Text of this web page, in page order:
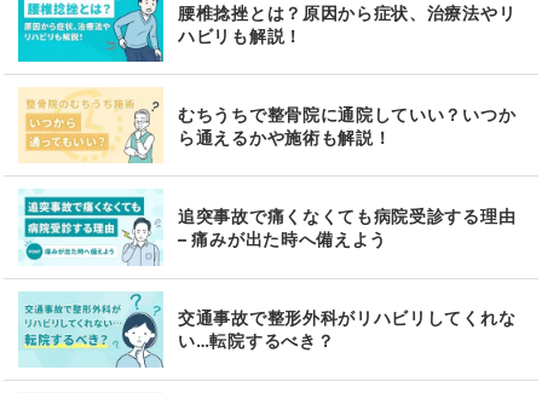
腰椎捻挫とは？原因から症状、治療法やリ
ハビリも解説！
むちうちで整骨院に通院していい？いつか
ら通えるかや施術も解説！
追突事故で痛くなくても病院受診する理由
– 痛みが出た時へ備えよう
交通事故で整形外科がリハビリしてくれな
い…転院するべき？